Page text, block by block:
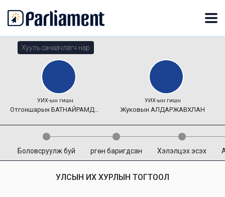
Хууль санаачлагч нар
УИХ-ын гишүүн
Отгоншарын БАТНАЙРАМДАЛ
УИХ-ын гишүүн
Жуковын АЛДАРЖАВХЛАН
Боловсруулж буй Өргөн баригдсан Хэлэлцэх эсэх
УЛСЫН ИХ ХУРЛЫН ТОГТООЛ